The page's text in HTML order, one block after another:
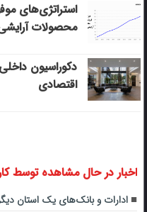
استراتژی‌های
محصولات
دکوراسیون
اقتصادی
اخبار در حال مشاهده توسط
ادارات و بانک‌های یک استان